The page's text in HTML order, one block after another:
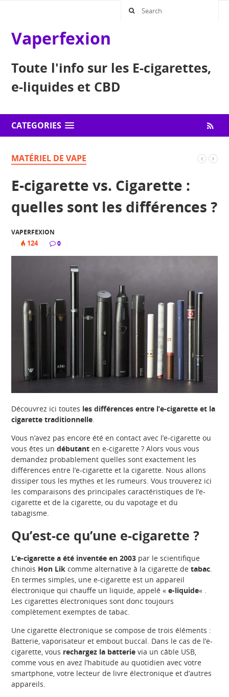
Vaperfexion
Toute l'info sur les E-cigarettes,
e-liquides et CBD
CATEGORIES
MATÉRIEL DE VAPE
E-cigarette vs. Cigarette :
quelles sont les différences ?
VAPERFEXION
124 0
Découvrez ici toutes les différences entre l’e-cigarette et la
cigarette traditionnelle.
Vous n’avez pas encore été en contact avec l’e-cigarette ou
vous êtes undébutant en e-cigarette ? Alors vous vous
demandez probablement quelles sont exactement les
différences entre l’e-cigarette et la cigarette. Nous allons
dissiper tous les mythes et les rumeurs. Vous trouverez ici
les comparaisons des principales caractéristiques de l’e-
cigarette et de la cigarette, ou du vapotage et du
tabagisme.
Qu’est-ce qu’une e-cigarette ?
L’e-cigarette a été inventée en 2003 par le scientifique
chinois Hon Lik comme alternative à la cigarette detabac.
En termes simples, une e-cigarette est un appareil
électronique qui chauffe un liquide, appelé «e-liquide« .
Les cigarettes électroniques sont donc toujours
complètement exemptes de tabac.
Une cigarette électronique se compose de trois éléments :
Batterie, vaporisateur et embout buccal. Dans le cas de l’e-
cigarette, vous rechargez la batterie via un câble USB,
comme vous en avez l’habitude au quotidien avec votre
smartphone, votre lecteur de livre électronique et d’autres
appareils.